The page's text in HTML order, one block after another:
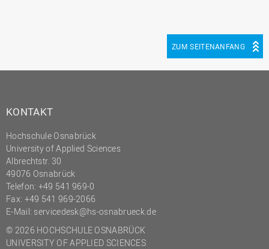
ZUM SEITENANFANG
KONTAKT
Hochschule Osnabrück
University of Applied Sciences
Albrechtstr. 30
49076 Osnabrück
Telefon: +49 541 969-0
Fax: +49 541 969-2066
E-Mail: servicedesk@hs-osnabrueck.de
© 2026 HOCHSCHULE OSNABRÜCK
UNIVERSITY OF APPLIED SCIENCES